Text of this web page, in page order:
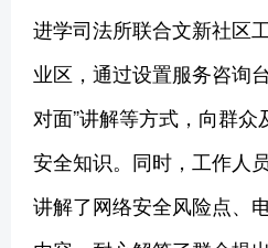
进学司法所联合文新社区
业区，通过设置服务咨询
对面”讲解等方式，向群
安全知识。同时，工作人
讲解了网络安全风险点、